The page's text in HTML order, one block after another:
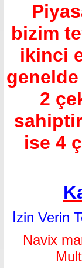
bizim
ikinci
2
ise 4
İzin Verin
Navix